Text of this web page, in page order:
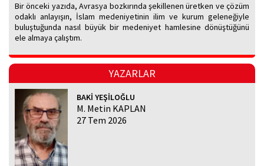
Bir önceki yazıda, Avrasya bozkırında şekillenen üretken ve çözüm
odaklı anlayışın, İslam medeniyetinin ilim ve kurum geleneğiyle
buluştuğunda nasıl büyük bir medeniyet hamlesine dönüştüğünü
ele almaya çalıştım.
YAZARLAR
BAKİ YEŞİLOĞLU
M. Metin KAPLAN
27 Tem 2026